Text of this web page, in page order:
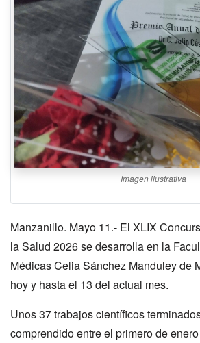
Imagen ilustrativa
Manzanillo. Mayo 11.- El XLIX
la Salud 2026 se desarrolla en la
Médicas Celia Sánchez Manduley de
hoy y hasta el 13 del actual mes.
Unos 37 trabajos científicos
comprendido entre el primero de